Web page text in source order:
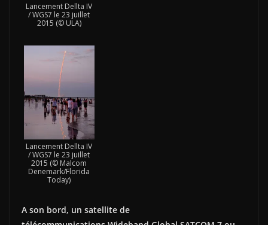
Lancement Dellta IV
/ WGS7 le 23 juillet
2015 (© ULA)
Lancement Dellta IV
/ WGS7 le 23 juillet
2015 (© Malcom
Denemark/Florida
Today)
A son bord, un satellite de